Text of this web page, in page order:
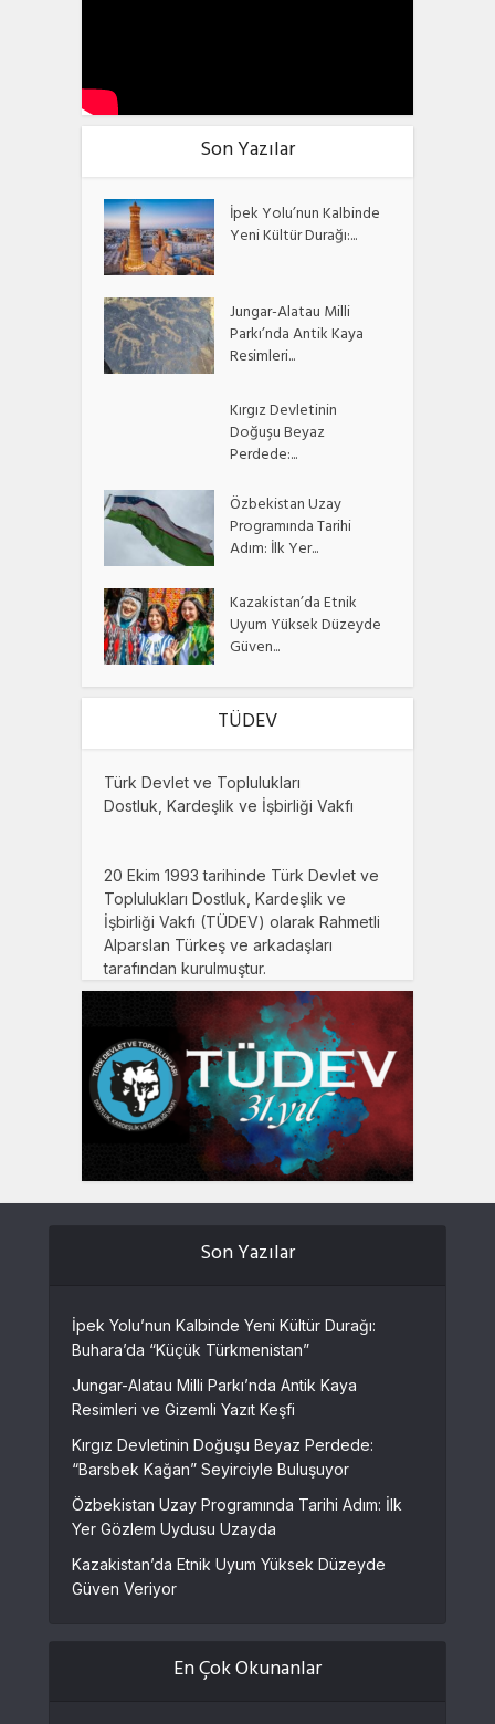
Son Yazılar
İpek Yolu’nun Kalbinde
Yeni Kültür Durağı:...
Jungar-Alatau Milli
Parkı’nda Antik Kaya
Resimleri...
Kırgız Devletinin
Doğuşu Beyaz
Perdede:...
Özbekistan Uzay
Programında Tarihi
Adım: İlk Yer...
Kazakistan’da Etnik
Uyum Yüksek Düzeyde
Güven...
TÜDEV
Türk Devlet ve Toplulukları
Dostluk, Kardeşlik ve İşbirliği Vakfı
20 Ekim 1993 tarihinde Türk Devlet ve
Toplulukları Dostluk, Kardeşlik ve
İşbirliği Vakfı (TÜDEV) olarak Rahmetli
Alparslan Türkeş ve arkadaşları
tarafından kurulmuştur.
Son Yazılar
İpek Yolu’nun Kalbinde Yeni Kültür Durağı:
Buhara’da “Küçük Türkmenistan”
Jungar-Alatau Milli Parkı’nda Antik Kaya
Resimleri ve Gizemli Yazıt Keşfi
Kırgız Devletinin Doğuşu Beyaz Perdede:
“Barsbek Kağan” Seyirciyle Buluşuyor
Özbekistan Uzay Programında Tarihi Adım: İlk
Yer Gözlem Uydusu Uzayda
Kazakistan’da Etnik Uyum Yüksek Düzeyde
Güven Veriyor
En Çok Okunanlar